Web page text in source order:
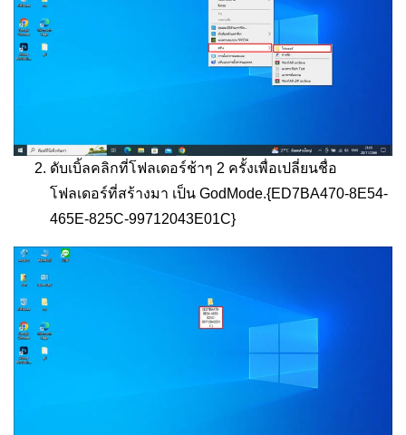
ดับเบิ้ลคลิกที่โฟลเดอร์ช้าๆ 2 ครั้งเพื่อเปลี่ยนชื่อ
โฟลเดอร์ที่สร้างมา เป็น GodMode.{ED7BA470-8E54-
465E-825C-99712043E01C}